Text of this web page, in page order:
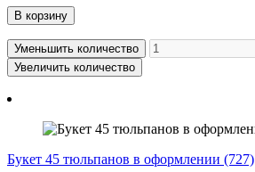
В корзину
Уменьшить количество
Увеличить количество
Букет 45 тюльпанов в оформлении (727)